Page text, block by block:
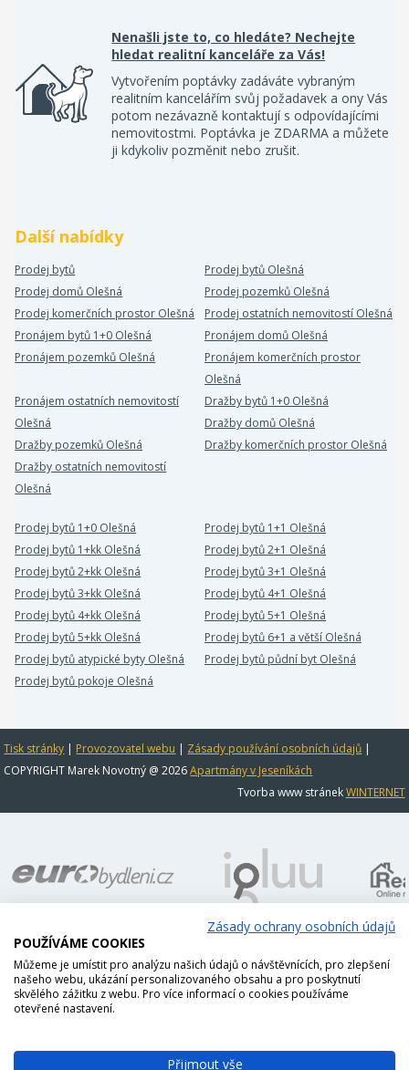
Nenašli jste to, co hledáte? Nechejte
hledat realitní kanceláře za Vás!
Vytvořením poptávky zadáváte vybraným
realitním kancelářím svůj požadavek a ony Vás
potom nezávazně kontaktují s odpovídajícími
nemovitostmi. Poptávka je ZDARMA a můžete
ji kdykoliv pozměnit nebo zrušit.
Další nabídky
Prodej bytů
Prodej bytů Olešná
Prodej domů Olešná
Prodej pozemků Olešná
Prodej komerčních prostor Olešná
Prodej ostatních nemovitostí Olešná
Pronájem bytů 1+0 Olešná
Pronájem domů Olešná
Pronájem pozemků Olešná
Pronájem komerčních prostor
Olešná
Pronájem ostatních nemovitostí
Olešná
Dražby bytů 1+0 Olešná
Dražby domů Olešná
Dražby pozemků Olešná
Dražby komerčních prostor Olešná
Dražby ostatních nemovitostí
Olešná
Prodej bytů 1+0 Olešná
Prodej bytů 1+1 Olešná
Prodej bytů 1+kk Olešná
Prodej bytů 2+1 Olešná
Prodej bytů 2+kk Olešná
Prodej bytů 3+1 Olešná
Prodej bytů 3+kk Olešná
Prodej bytů 4+1 Olešná
Prodej bytů 4+kk Olešná
Prodej bytů 5+1 Olešná
Prodej bytů 5+kk Olešná
Prodej bytů 6+1 a větší Olešná
Prodej bytů atypické byty Olešná
Prodej bytů půdní byt Olešná
Prodej bytů pokoje Olešná
Tisk stránky | Provozovatel webu | Zásady používání osobních údajů |
COPYRIGHT Marek Novotný @ 2026Apartmány v Jeseníkách
Tvorba www stránekWINTERNET
Zásady ochrany osobních údajů
POUŽÍVÁME COOKIES
Můžeme je umístit pro analýzu našich údajů o návštěvnících, pro zlepšení
našeho webu, ukázání personalizovaného obsahu a pro poskytnutí
skvělého zážitku z webu. Pro více informací o cookies používáme
otevřené nastavení.
Přijmout vše